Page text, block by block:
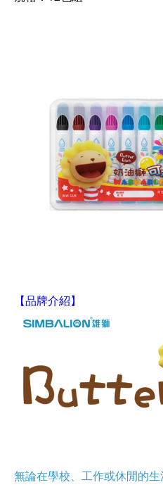
【品牌介紹】
無論在學校、工作或休閒的